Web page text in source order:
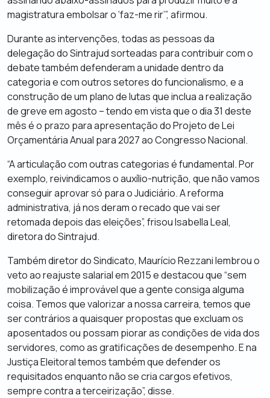
magistratura embolsar o ‘faz-me rir’”, afirmou.
Durante as intervenções, todas as pessoas da
delegação do Sintrajud sorteadas para contribuir com o
debate também defenderam a unidade dentro da
categoria e com outros setores do funcionalismo, e a
construção de um plano de lutas que inclua a realização
de greve em agosto – tendo em vista que o dia 31 deste
mês é o prazo para apresentação do Projeto de Lei
Orçamentária Anual para 2027 ao Congresso Nacional.
“A articulação com outras categorias é fundamental. Por
exemplo, reivindicamos o auxílio-nutrição, que não vamos
conseguir aprovar só para o Judiciário. A reforma
administrativa, já nos deram o recado que vai ser
retomada depois das eleições”, frisou Isabella Leal,
diretora do Sintrajud.
Também diretor do Sindicato, Maurício Rezzani lembrou o
veto ao reajuste salarial em 2015 e destacou que “sem
mobilização é improvável que a gente consiga alguma
coisa. Temos que valorizar a nossa carreira, temos que
ser contrários a quaisquer propostas que excluam os
aposentados ou possam piorar as condições de vida dos
servidores, como as gratificações de desempenho. E na
Justiça Eleitoral temos também que defender os
requisitados enquanto não se cria cargos efetivos,
sempre contra a terceirização”, disse.